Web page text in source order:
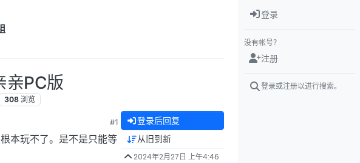
亲PC版
308 浏览
#1
本玩不了。是不是只能等
登录后回复
从旧到新
2024年2月27日 上午4:46
登录
没有帐号？
注册
登录或注册以进行搜索。